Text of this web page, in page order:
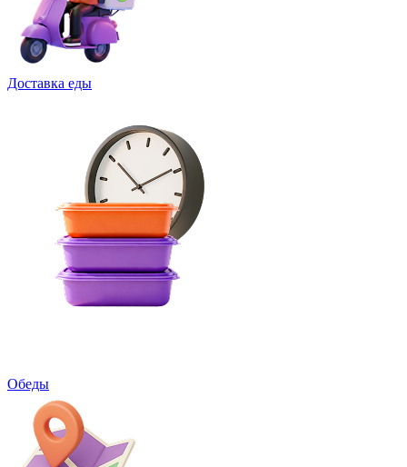
Доставка еды
Обеды